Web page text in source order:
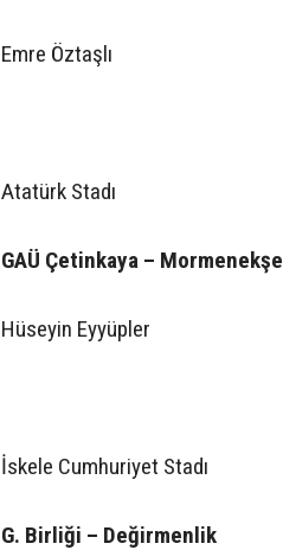
Emre Öztaşlı
Atatürk Stadı
GAÜ Çetinkaya – Mormenekşe
Hüseyin Eyyüpler
İskele Cumhuriyet Stadı
G. Birliği – Değirmenlik